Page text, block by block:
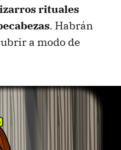
rituales
. Habrán
a modo de